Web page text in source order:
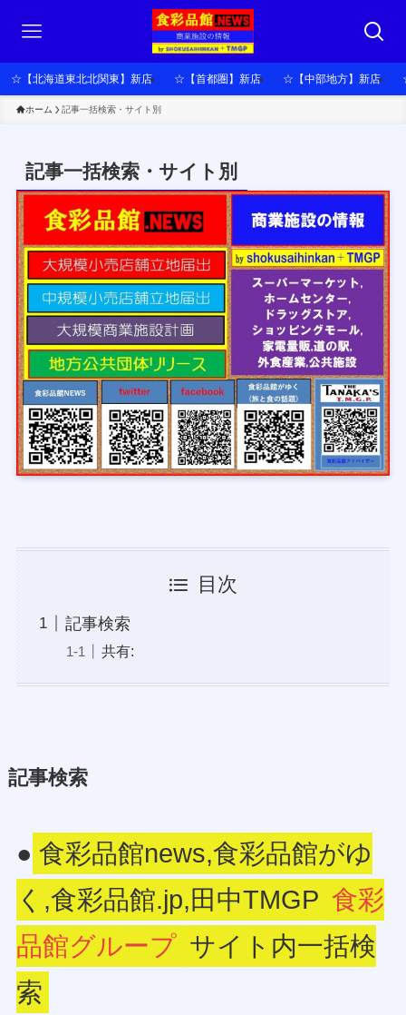
☆【北海道東北北関東】新店 ☆【首都圏】新店 ☆【中部地方】新店
ホーム 記事一括検索・サイト別
記事一括検索・サイト別
目次
記事検索
共有:
記事検索
● 食彩品館news,食彩品館がゆ
く,食彩品館.jp,田中TMGP 食彩
品館グループ サイト内一括検
索